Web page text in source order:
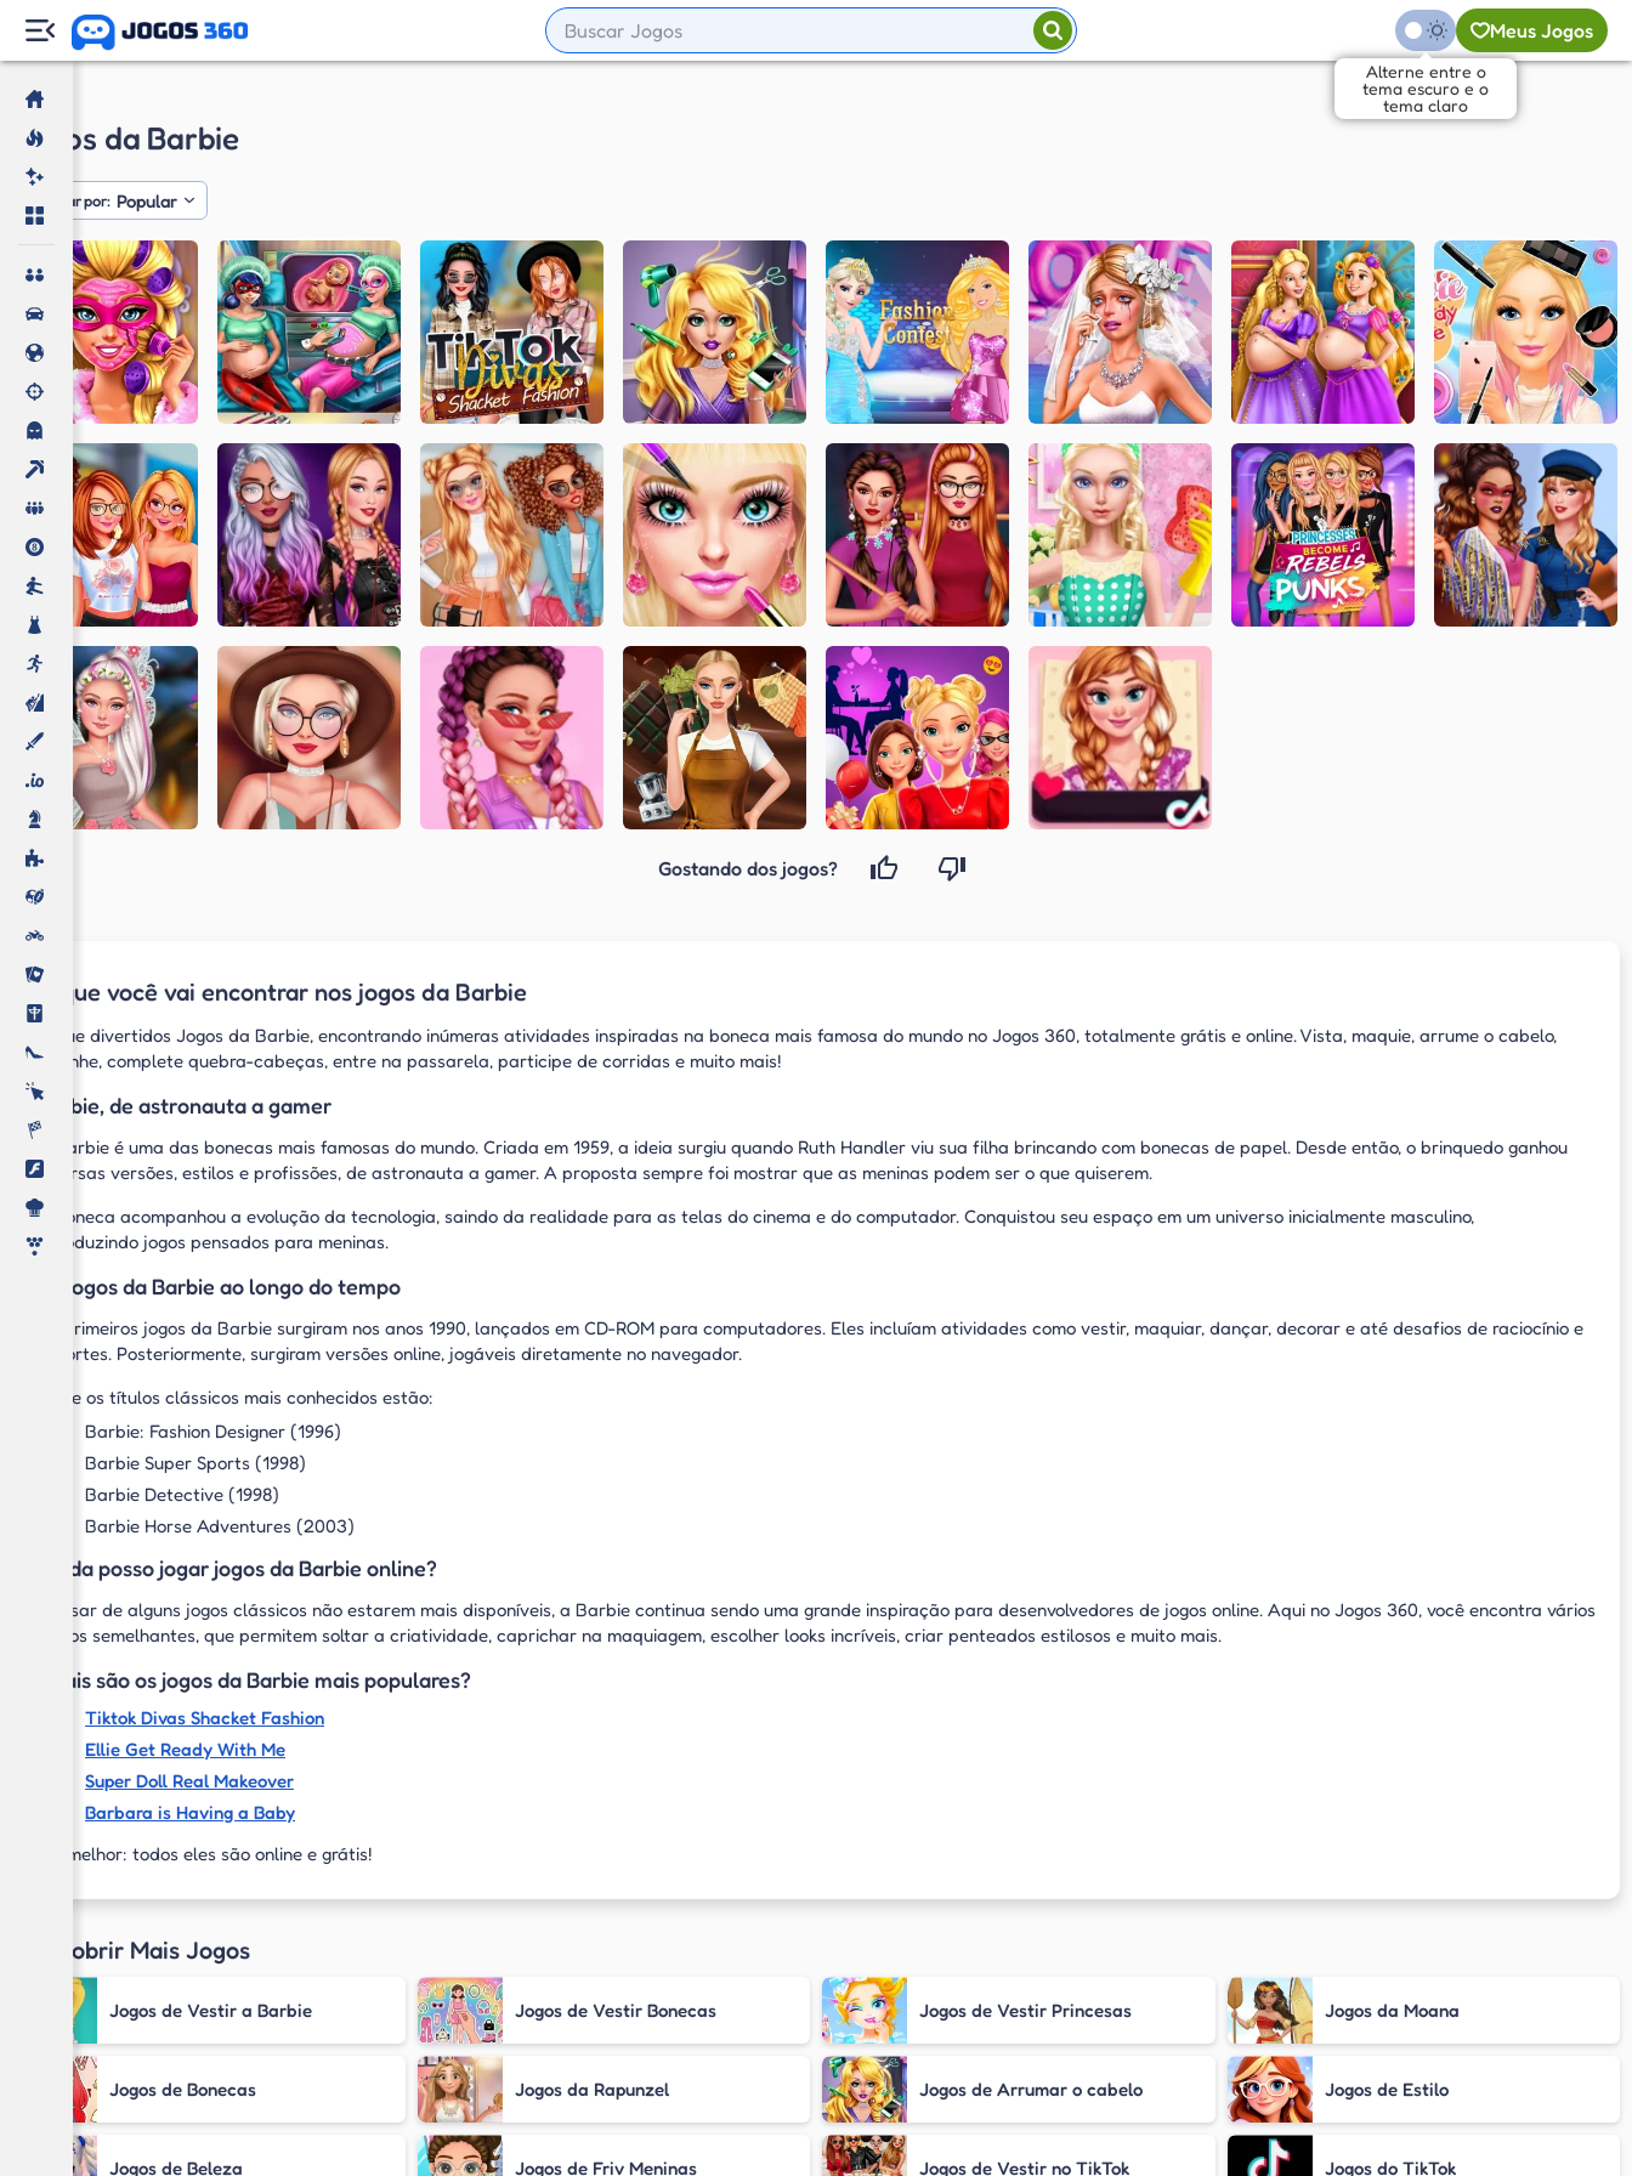
Meus Jogos
Jogos
Jogos da Barbie
Ordenar por: Popular
Gostando dos jogos?
O que você vai encontrar nos jogos da Barbie
Jogue divertidos Jogos da Barbie, encontrando inúmeras atividades inspiradas na boneca mais famosa do mundo no Jogos 360, totalmente grátis e online. Vista, maquie, arrume o cabelo,
cozinhe, complete quebra-cabeças, entre na passarela, participe de corridas e muito mais!
Barbie, de astronauta a gamer
A Barbie é uma das bonecas mais famosas do mundo. Criada em 1959, a ideia surgiu quando Ruth Handler viu sua filha brincando com bonecas de papel. Desde então, o brinquedo ganhou
diversas versões, estilos e profissões, de astronauta a gamer. A proposta sempre foi mostrar que as meninas podem ser o que quiserem.
A boneca acompanhou a evolução da tecnologia, saindo da realidade para as telas do cinema e do computador. Conquistou seu espaço em um universo inicialmente masculino,
introduzindo jogos pensados para meninas.
Os jogos da Barbie ao longo do tempo
Os primeiros jogos da Barbie surgiram nos anos 1990, lançados em CD-ROM para computadores. Eles incluíam atividades como vestir, maquiar, dançar, decorar e até desafios de raciocínio e
esportes. Posteriormente, surgiram versões online, jogáveis diretamente no navegador.
Entre os títulos clássicos mais conhecidos estão:
Barbie: Fashion Designer (1996)
Barbie Super Sports (1998)
Barbie Detective (1998)
Barbie Horse Adventures (2003)
Ainda posso jogar jogos da Barbie online?
Apesar de alguns jogos clássicos não estarem mais disponíveis, a Barbie continua sendo uma grande inspiração para desenvolvedores de jogos online. Aqui no Jogos 360, você encontra vários
títulos semelhantes, que permitem soltar a criatividade, caprichar na maquiagem, escolher looks incríveis, criar penteados estilosos e muito mais.
Quais são os jogos da Barbie mais populares?
Tiktok Divas Shacket Fashion
Ellie Get Ready With Me
Super Doll Real Makeover
Barbara is Having a Baby
E o melhor: todos eles são online e grátis!
Descobrir Mais Jogos
Jogos de Vestir a Barbie Jogos de Vestir Bonecas Jogos de Vestir Princesas Jogos da Moana
Jogos de Bonecas Jogos da Rapunzel Jogos de Arrumar o cabelo Jogos de Estilo
Jogos de Beleza Jogos de Friv Meninas Jogos de Vestir no TikTok Jogos do TikTok